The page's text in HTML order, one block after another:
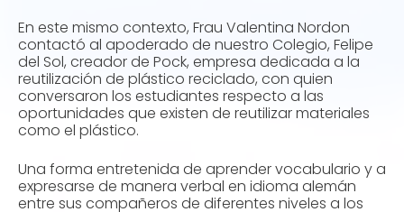
En este mismo contexto, Frau Valentina Nordon
contactó al apoderado de nuestro Colegio, Felipe
del Sol, creador de Pock, empresa dedicada a la
reutilización de plástico reciclado, con quien
conversaron los estudiantes respecto a las
oportunidades que existen de reutilizar materiales
como el plástico.
Una forma entretenida de aprender vocabulario y a
expresarse de manera verbal en idioma alemán
entre sus compañeros de diferentes niveles a los